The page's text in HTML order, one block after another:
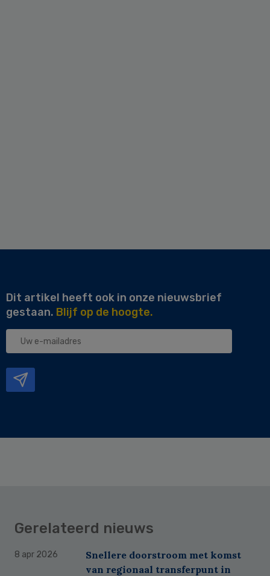
Dit artikel heeft ook in onze nieuwsbrief
gestaan. Blijf op de hoogte.
Uw
Gerelateerd nieuws
8 apr 2026
Snellere doorstroom met komst
van regionaal transferpunt in